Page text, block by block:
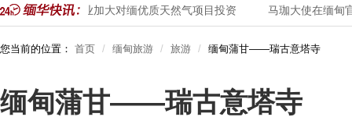
邀请泰国企业加大对缅优质天然气项目投资 马珈大使在缅甸官
您当前的位置： 首页 缅甸旅游 旅游 缅甸蒲甘——瑞古意塔寺
缅甸蒲甘——瑞古意塔寺